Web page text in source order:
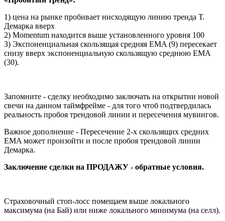
1) цена на рынке пробивает нисходящую линию тренда Т.
Демарка вверх
2) Momentum находится выше установленного уровня 100
3) Экспоненциальная скользящая средняя EMA (9) пересекает
снизу вверх экспоненциальную скользящую среднюю EMA
(30).
Запомните - сделку необходимо заключать на открытии новой
свечи на данном таймфрейме - для того чтоб подтвердилась
реальность пробоя трендовой линии и пересечения мувингов.
Важное дополнение - Пересечение 2-х скользящих средних
EMA может произойти и после пробоя трендовой линии
Демарка.
Заключение сделки на ПРОДАЖУ - обратные условия.
Страховочный стоп-лосс помещаем выше локального
максимума (на Бай) или ниже локального минимума (на селл).